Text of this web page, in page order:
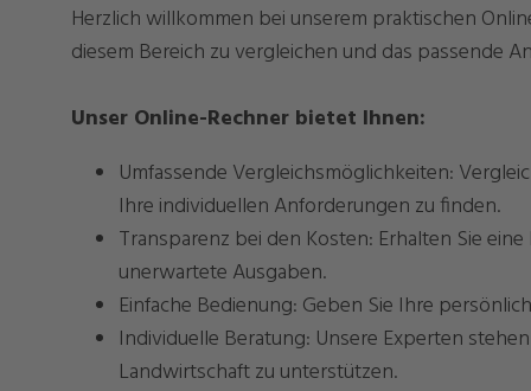
Herzlich willkommen bei unserem praktischen
diesem Bereich zu vergleichen und das passende
Unser Online-Rechner bietet Ihnen:
Umfassende Vergleichsmöglichkeiten:
Ihre individuellen Anforderungen zu finden.
Transparenz bei den Kosten: Erhalten Sie
unerwartete Ausgaben.
Einfache Bedienung: Geben Sie Ihre
Individuelle Beratung: Unsere Experten
Landwirtschaft zu unterstützen.